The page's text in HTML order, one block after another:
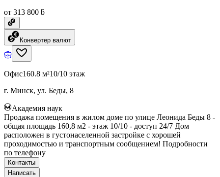
от 313 800 ƃ
Конвертер валют
Офис160.8 м²10/10 этаж
г. Минск, ул. Беды, 8
Академия наук
Продажа помещения в жилом доме по улице Леонида Беды 8 -
общая площадь 160,8 м2 - этаж 10/10 - доступ 24/7 Дом
расположен в густонаселенной застройке с хорошей
проходимостью и транспортным сообщением! Подробности
по телефону
Контакты
Написать